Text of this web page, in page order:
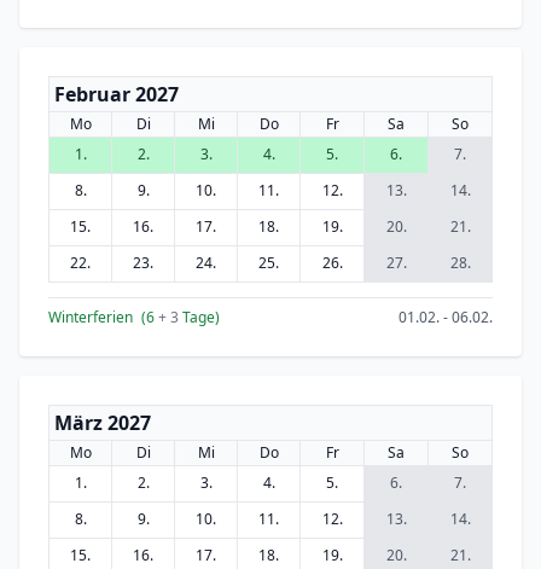
Februar 2027
Mo Di Mi Do Fr Sa
So
1.
2. 3. 4. 5. 6.
7.
8.
9. 10. 11. 12. 13.
14.
15.
16. 17. 18. 19. 20.
21.
22.
23. 24. 25. 26. 27. 28.
Winterferien (6+ 3 Tage) 01.02. - 06.02.
März 2027
Mo Di Mi Do Fr Sa
So
1.
2. 3. 4. 5. 6.
7.
8.
9. 10. 11. 12. 13.
14.
15.
16. 17. 18. 19. 20.
21.